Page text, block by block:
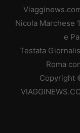
Nicola Marchese
e
Testata
Roma
Copyright